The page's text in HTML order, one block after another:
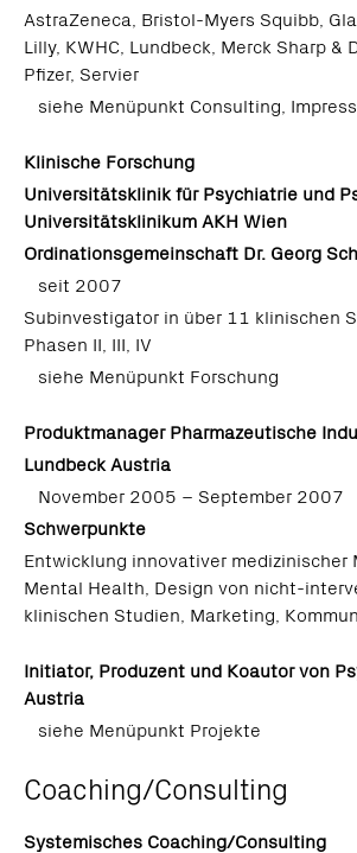
AstraZeneca, Bristol-Myers Squibb,
Lilly, KWHC, Lundbeck, Merck Sharp &
Pfizer, Servier
siehe Menüpunkt Consulting,
Klinische Forschung
Universitätsklinik für Psychiatrie und
Universitätsklinikum AKH Wien
Ordinationsgemeinschaft Dr. Georg
seit 2007
Subinvestigator in über 11 klinischen
Phasen II, III, IV
siehe Menüpunkt Forschung
Produktmanager Pharmazeutische
Lundbeck Austria
November 2005 – September 2007
Schwerpunkte
Entwicklung innovativer medizinischer
Mental Health, Design von nicht-
klinischen Studien, Marketing,
Initiator, Produzent und Koautor von
Austria
siehe Menüpunkt Projekte
Coaching/Consulting
Systemisches Coaching/Consulting